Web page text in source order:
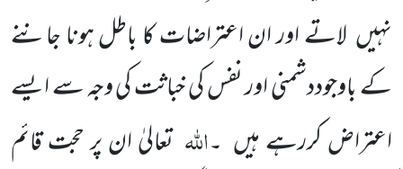
نہیں لاتے اور ان اعتراضات کا باطل ہونا جاننے
کے باوجوددشمنی اور نفس کی خباثت کی وجہ سے ایسے
اعتراض کررہے ہیں ۔اللہ تعالیٰ ان پر حجت قائم